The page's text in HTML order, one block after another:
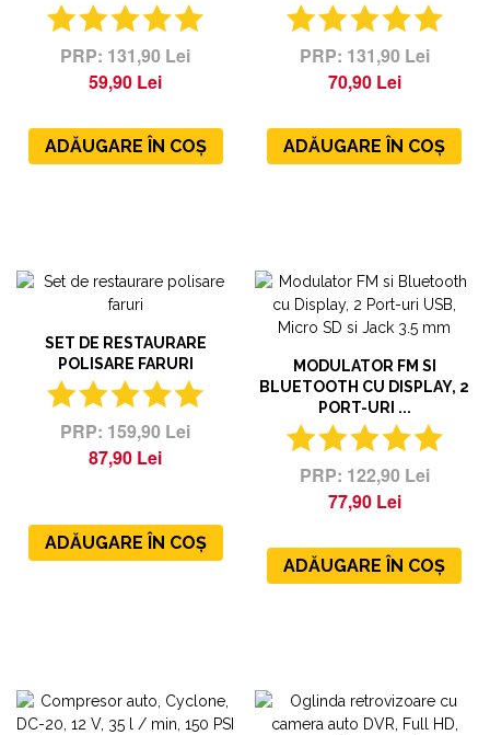
131,90 Lei
59,90 Lei
ADĂUGARE ÎN COȘ
131,90 Lei
70,90 Lei
ADĂUGARE ÎN COȘ
SET DE RESTAURARE
POLISARE FARURI
159,90 Lei
87,90 Lei
ADĂUGARE ÎN COȘ
MODULATOR FM SI
BLUETOOTH CU DISPLAY, 2
PORT-URI ...
122,90 Lei
77,90 Lei
ADĂUGARE ÎN COȘ